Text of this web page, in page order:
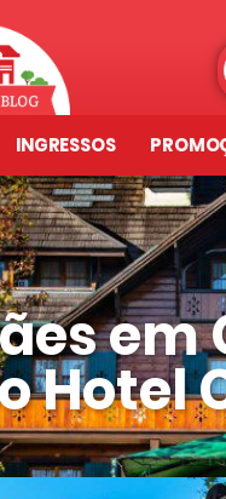
INGRESSOS
Hotel